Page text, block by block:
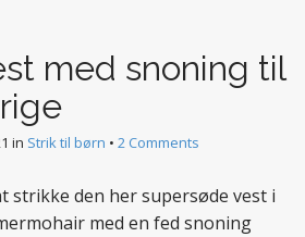
med snoning til
in Strik til børn • 2 Comments
strikke den her supersøde vest i
med en fed snoning